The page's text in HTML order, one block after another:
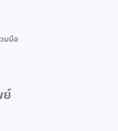
มมือ